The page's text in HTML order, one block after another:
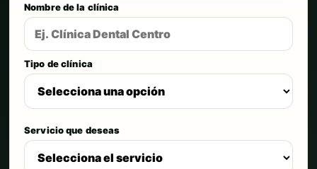
Nombre de la clínica
Tipo de clínica
Servicio que deseas